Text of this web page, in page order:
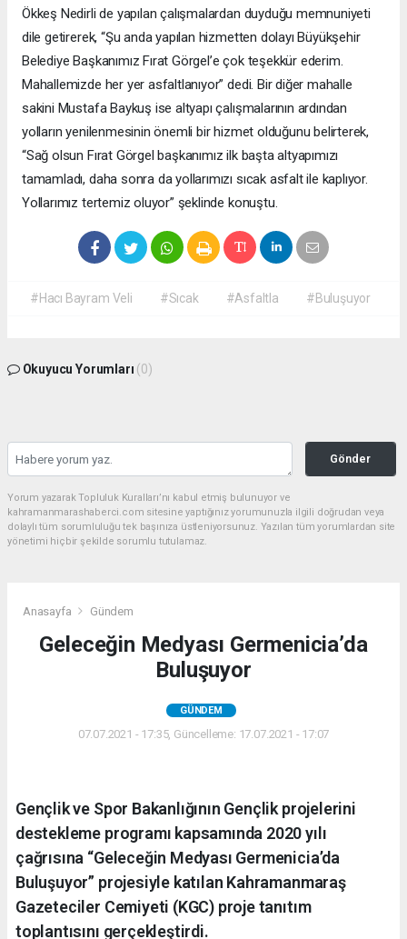
Ökkeş Nedirli de yapılan çalışmalardan duyduğu memnuniyeti
dile getirerek, “Şu anda yapılan hizmetten dolayı Büyükşehir
Belediye Başkanımız Fırat Görgel’e çok teşekkür ederim.
Mahallemizde her yer asfaltlanıyor” dedi. Bir diğer mahalle
sakini Mustafa Baykuş ise altyapı çalışmalarının ardından
yolların yenilenmesinin önemli bir hizmet olduğunu belirterek,
“Sağ olsun Fırat Görgel başkanımız ilk başta altyapımızı
tamamladı, daha sonra da yollarımızı sıcak asfalt ile kaplıyor.
Yollarımız tertemiz oluyor” şeklinde konuştu.
#Hacı Bayram Veli #Sıcak #Asfaltla #Buluşuyor
Okuyucu Yorumları (0)
Gönder
Yorum yazarak Topluluk Kuralları’nı kabul etmiş bulunuyor ve
kahramanmarashaberci.com sitesine yaptığınız yorumunuzla ilgili doğrudan veya
dolaylı tüm sorumluluğu tek başınıza üstleniyorsunuz. Yazılan tüm yorumlardan site
yönetimi hiçbir şekilde sorumlu tutulamaz.
Anasayfa Gündem
Geleceğin Medyası Germenicia’da
Buluşuyor
GÜNDEM
07.07.2021 - 17:35, Güncelleme: 17.07.2021 - 17:07
Gençlik ve Spor Bakanlığının Gençlik projelerini
destekleme programı kapsamında 2020 yılı
çağrısına “Geleceğin Medyası Germenicia’da
Buluşuyor” projesiyle katılan Kahramanmaraş
Gazeteciler Cemiyeti (KGC) proje tanıtım
toplantısını gerçekleştirdi.